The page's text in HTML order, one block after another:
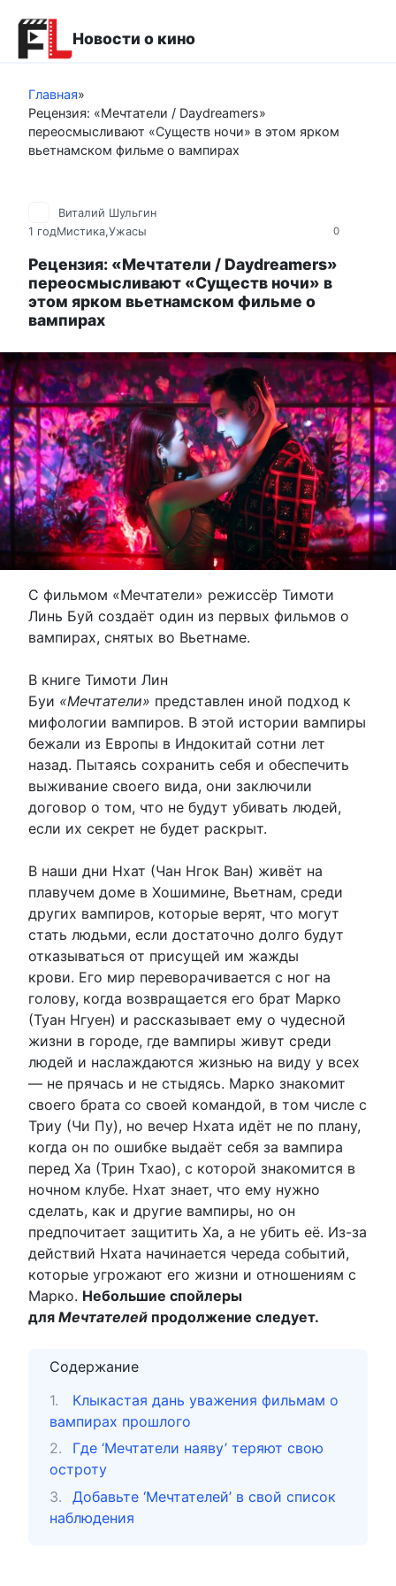
контенту
Новости о кино
Главная»
Рецензия: «Мечтатели / Daydreamers»
переосмысливают «Существ ночи» в этом ярком
вьетнамском фильме о вампирах
0
Виталий Шульгин
1 годМистика,Ужасы
Рецензия: «Мечтатели / Daydreamers»
переосмысливают «Существ ночи» в
этом ярком вьетнамском фильме о
вампирах
С фильмом «Мечтатели» режиссёр Тимоти
Линь Буй создаёт один из первых фильмов о
вампирах, снятых во Вьетнаме.
В книге Тимоти Лин
Буи «Мечтатели» представлен иной подход к
мифологии вампиров. В этой истории вампиры
бежали из Европы в Индокитай сотни лет
назад. Пытаясь сохранить себя и обеспечить
выживание своего вида, они заключили
договор о том, что не будут убивать людей,
если их секрет не будет раскрыт.
В наши дни Нхат (Чан Нгок Ван) живёт на
плавучем доме в Хошимине, Вьетнам, среди
других вампиров, которые верят, что могут
стать людьми, если достаточно долго будут
отказываться от присущей им жажды
крови. Его мир переворачивается с ног на
голову, когда возвращается его брат Марко
(Туан Нгуен) и рассказывает ему о чудесной
жизни в городе, где вампиры живут среди
людей и наслаждаются жизнью на виду у всех
— не прячась и не стыдясь. Марко знакомит
своего брата со своей командой, в том числе с
Триу (Чи Пу), но вечер Нхата идёт не по плану,
когда он по ошибке выдаёт себя за вампира
перед Ха (Трин Тхао), с которой знакомится в
ночном клубе. Нхат знает, что ему нужно
сделать, как и другие вампиры, но он
предпочитает защитить Ха, а не убить её. Из-за
действий Нхата начинается череда событий,
которые угрожают его жизни и отношениям с
Марко. Небольшие спойлеры
для Мечтателей продолжение следует.
Содержание
Клыкастая дань уважения фильмам о
вампирах прошлого
Где ‘Мечтатели наяву’ теряют свою
остроту
Добавьте ‘Мечтателей’ в свой список
наблюдения